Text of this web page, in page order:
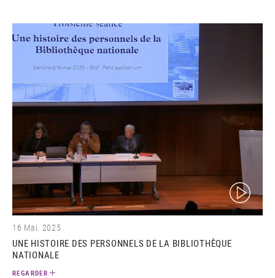
(video)
16 Mai. 2025
UNE HISTOIRE DES PERSONNELS DE LA BIBLIOTHÈQUE
NATIONALE
REGARDER